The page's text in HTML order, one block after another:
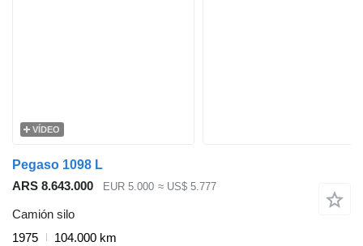
VÍDEO
Pegaso 1098 L
ARS 8.643.000
EUR 5.000 ≈ US$ 5.777
Camión silo
1975
104.000 km